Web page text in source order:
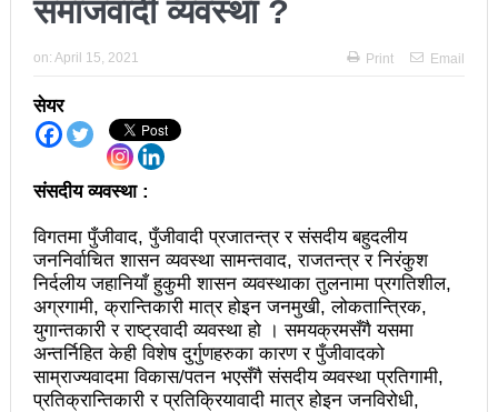
आज प्रतिनिधिसभा सदस्य निर्वाचनः देशैभर मतदान जारी
बैतडीमा जन्तिबस दुर्घटनाः १३ जनाको मृत्यु
कविता – अपजश
पुरस्कार वितरणबिनै काउन्सिलले सम्पन्न गर्‍यो वार्षिकोत्सव
हितेन्द्रदेव शाक्यलाई पद छाड्नुपर्ने नैतिक दबाबः समय बुझेर
बाटो खुलाउन मन्त्री घिसिङको म्यासेज
खतिवडाको नयाँ गीत जमाना आजकाल
समाजवादी व्यवस्था ?
on: April 15, 2021 Print Email
सेयर
संसदीय व्यवस्था :
विगतमा पुँजीवाद, पुँजीवादी प्रजातन्त्र र संसदीय बहुदलीय
जननिर्वाचित शासन व्यवस्था सामन्तवाद, राजतन्त्र र निरंकुश
निर्दलीय जहानियाँ हुकुमी शासन व्यवस्थाका तुलनामा प्रगतिशील,
अग्रगामी, क्रान्तिकारी मात्र होइन जनमुखी, लोकतान्त्रिक,
युगान्तकारी र राष्ट्रवादी व्यवस्था हो । समयक्रमसँगै यसमा
अन्तर्निहित केही विशेष दुर्गुणहरुका कारण र पुँजीवादको
साम्राज्यवादमा विकास/पतन भएसँगै संसदीय व्यवस्था प्रतिगामी,
प्रतिक्रान्तिकारी र प्रतिक्रियावादी मात्र होइन जनविरोधी,